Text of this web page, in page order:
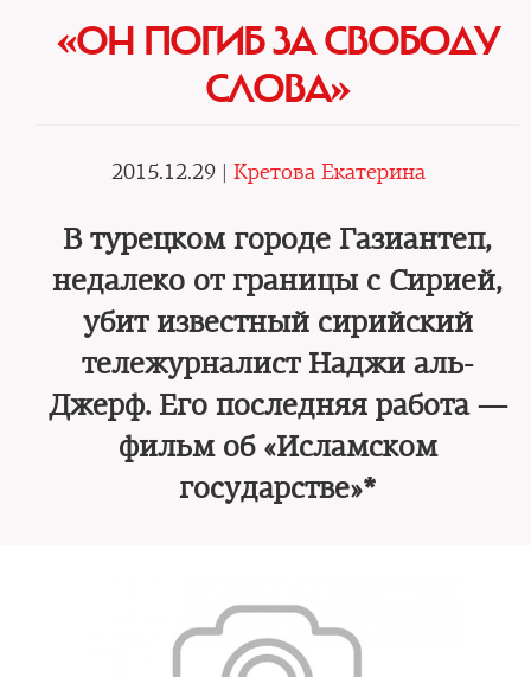
«ОН ПОГИБ ЗА СВОБОДУ
СЛОВА»
2015.12.29 | Кретова Екатерина
В турецком городе Газиантеп,
недалеко от границы с Сирией,
убит известный сирийский
тележурналист Наджи аль-
Джерф. Его последняя работа —
фильм об «Исламском
государстве»*